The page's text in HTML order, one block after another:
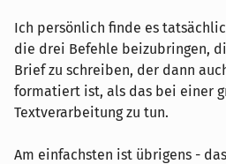
Ich persönlich finde es
die drei Befehle beizubringen,
Brief zu schreiben, der dann
formatiert ist, als das bei einer
Textverarbeitung zu tun.
Am einfachsten ist übrigens -